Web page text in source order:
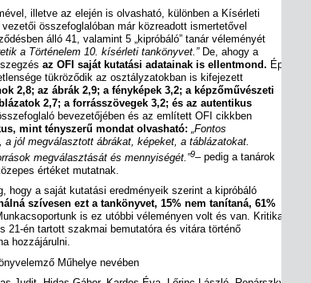
illetve az elején is olvasható, különben a Kísérleti
összefoglalóban már közreadott ismertetővel
álló 41, valamint 5 „kipróbáló” tanár véleményét
a Történelem 10. kísérleti tankönyvet.”De, ahogy a
az OFI saját kutatási adatainak is ellentmond. Épp
tükröződik az osztályzatokban is kifejezett
2,8; az ábrák 2,9; a fényképek 3,2; a képzőművészeti
2,7; a forrásszövegek 3,2; és az autentikus
bevezetőjében és az említett OFI cikkben
mint tényszerű mondat olvasható: „Fontos
jól megválasztott ábrákat, képeket, a táblázatokat.
megválasztását és mennyiségét.”9– pedig a tanárok
értéket mutatnak.
hogy a saját kutatási eredményeik szerint a kipróbáló
szívesen ezt a tankönyvet, 15% nem tanítaná, 61%
is ez utóbbi véleményen volt és van. Kritikai
21-én tartott szakmai bemutatóra és vitára történő
hozzájárulni.
Műhelye nevében